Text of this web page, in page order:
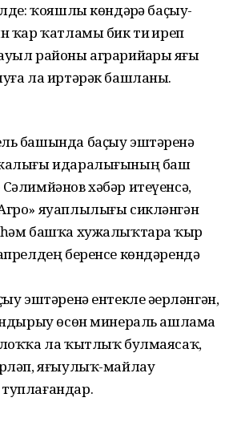
ҡояшлы көндәрҙә баҫыу-
ҡар ҡатламы бик тиҙ иреп
районы аграрийҙары яҙғы
ла иртәрәк башланы.
башында баҫыу эштәренә
идаралығының баш
хәбәр итеүенсә,
яуаплылығы сикләнгән
башҡа хужалыҡтарҙа ҡыр
беренсе көндәрендә
эштәренә ентекле әҙерләнгән,
өсөн минераль ашлама
ла ҡытлыҡ булмаясаҡ,
яғыулыҡ-майлау